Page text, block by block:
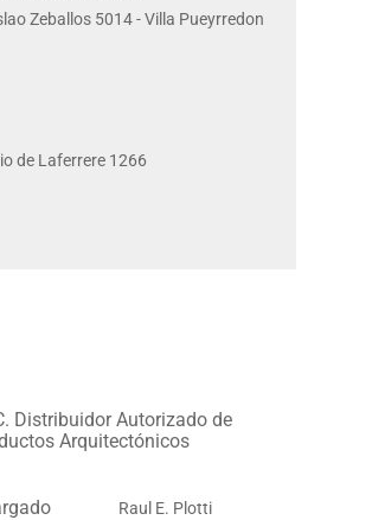
Zeballos 5014 - Villa Pueyrredon
de Laferrere 1266
Distribuidor Autorizado de
Arquitectónicos
Raul E. Plotti